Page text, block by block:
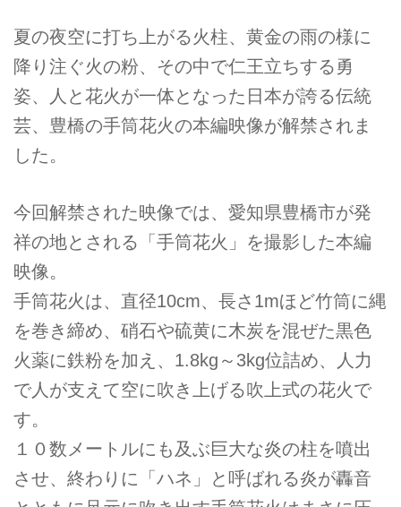
夏の夜空に打ち上がる火柱、黄金の雨の様に
降り注ぐ火の粉、その中で仁王立ちする勇
姿、人と花火が一体となった日本が誇る伝統
芸、豊橋の手筒花火の本編映像が解禁されま
した。
今回解禁された映像では、愛知県豊橋市が発
祥の地とされる「手筒花火」を撮影した本編
映像。
手筒花火は、直径10cm、長さ1mほど竹筒に縄
を巻き締め、硝石や硫黄に木炭を混ぜた黒色
火薬に鉄粉を加え、1.8kg～3kg位詰め、人力
で人が支えて空に吹き上げる吹上式の花火で
す。
１０数メートルにも及ぶ巨大な炎の柱を噴出
させ、終わりに「ハネ」と呼ばれる炎が轟音